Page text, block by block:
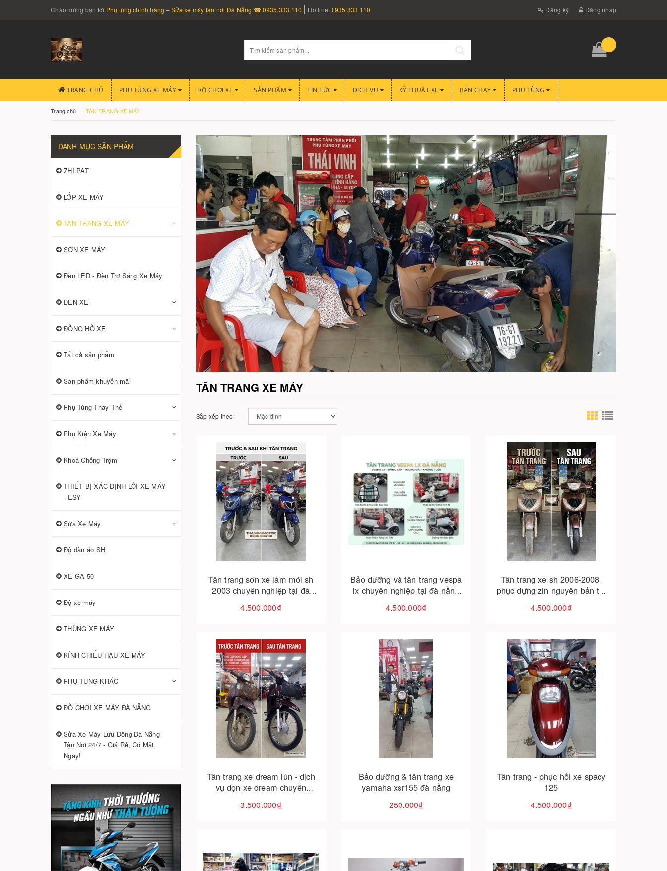
Chào mừng bạn tới Phụ tùng chính hãng – Sửa xe máy tận nơi Đà Nẵng ☎ 0935.333.110 Hotline: 0935 333 110 Đăng ký Đăng nhập
TRANG CHỦ PHỤ TÙNG XE MÁY ĐỒ CHƠI XE SẢN PHẨM TIN TỨC DỊCH VỤ KỸ THUẬT XE BÁN CHẠY PHỤ TÙNG
Trang chủ TÂN TRANG XE MÁY
TÂN TRANG XE MÁY
Sắp xếp theo:
Tân trang sơn xe làm mới sh
2003 chuyên nghiệp tại đà
4.500.000₫
Cho vào giỏ hàng
Bảo dưỡng và tân trang vespa
lx chuyên nghiệp tại đà nẵng
4.500.000₫
Cho vào giỏ hàng
Tân trang xe sh 2006-2008,
phục dựng zin nguyên bản tại
4.500.000₫
Cho vào giỏ hàng
Tân trang xe dream lùn - dịch
vụ dọn xe dream chuyên
3.500.000₫
Cho vào giỏ hàng
Bảo dưỡng & tân trang xe
yamaha xsr155 đà nẵng
250.000₫
Cho vào giỏ hàng
Tân trang - phục hồi xe spacy
125
4.500.000₫
Cho vào giỏ hàng
DANH MỤC SẢN PHẨM
ZHI.PAT
LỐP XE MÁY
TÂN TRANG XE MÁY
SƠN XE MÁY
Đèn LED - Đèn Trợ Sáng Xe Máy
ĐÈN XE
ĐỒNG HỒ XE
Tất cả sản phẩm
Sản phẩm khuyến mãi
Phụ Tùng Thay Thế
Phụ Kiện Xe Máy
Khoá Chống Trộm
THIẾT BỊ XÁC ĐỊNH LỖI XE MÁY
- ESY
Sửa Xe Máy
Độ dàn áo SH
XE GA 50
Độ xe máy
THÙNG XE MÁY
KÍNH CHIẾU HẬU XE MÁY
PHỤ TÙNG KHÁC
ĐỒ CHƠI XE MÁY ĐÀ NẴNG
Sửa Xe Máy Lưu Động Đà Nẵng
Tận Nơi 24/7 - Giá Rẻ, Có Mặt
Ngay!